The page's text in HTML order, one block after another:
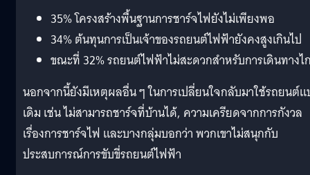
35% โครงสร้างพื้นฐานการชาร์จไฟยังไม่เพียงพอ
34% ต้นทุนการเป็นเจ้าของรถยนต์ไฟฟ้ายังคงสูงเกินไป
ขณะที่ 32% รถยนต์ไฟฟ้าไม่สะดวกสำหรับการเดินทางไ
นอกจากนี้ยังมีเหตุผลอื่น ๆ ในการเปลี่ยนใจกลับมาใช้รถยนต์
เดิม เช่น ไม่สามารถชาร์จที่บ้านได้, ความเครียดจากการกังวล
เรื่องการชาร์จไฟ และบางกลุ่มบอกว่า พวกเขาไม่สนุกกับ
ประสบการณ์การขับขี่รถยนต์ไฟฟ้า